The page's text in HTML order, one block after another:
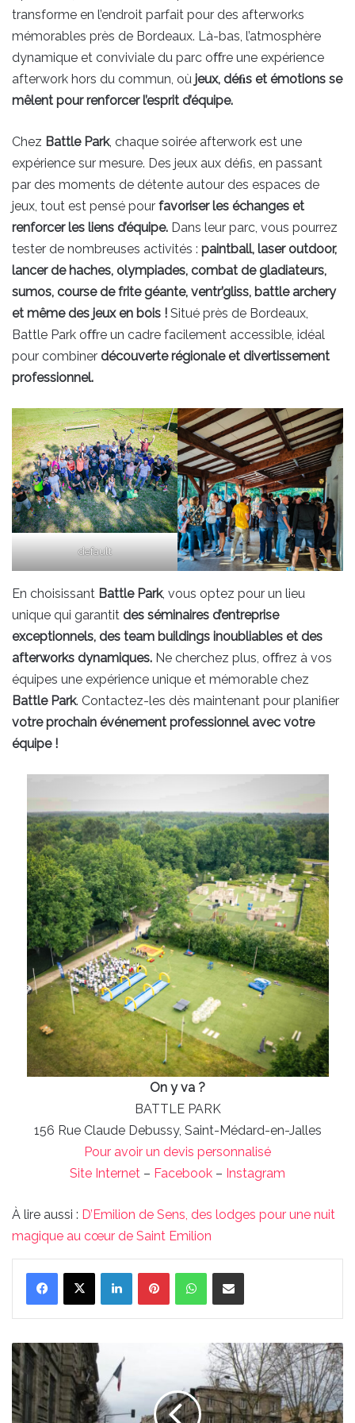
transforme en l’endroit parfait pour des afterworks
mémorables près de Bordeaux. Là-bas, l’atmosphère
dynamique et conviviale du parc oﬀre une expérience
afterwork hors du commun, où jeux, déﬁs et émotions se
mêlent pour renforcer l’esprit d’équipe.
Chez Battle Park, chaque soirée afterwork est une
expérience sur mesure. Des jeux aux déﬁs, en passant
par des moments de détente autour des espaces de
jeux, tout est pensé pour favoriser les échanges et
renforcer les liens d’équipe. Dans leur parc, vous pourrez
tester de nombreuses activités : paintball, laser outdoor,
lancer de haches, olympiades, combat de gladiateurs,
sumos, course de frite géante, ventr’gliss, battle archery
et même des jeux en bois ! Situé près de Bordeaux,
Battle Park oﬀre un cadre facilement accessible, idéal
pour combiner découverte régionale et divertissement
professionnel.
default
En choisissant Battle Park, vous optez pour un lieu
unique qui garantit des séminaires d’entreprise
exceptionnels, des team buildings inoubliables et des
afterworks dynamiques. Ne cherchez plus, oﬀrez à vos
équipes une expérience unique et mémorable chez
Battle Park. Contactez-les dès maintenant pour planiﬁer
votre prochain événement professionnel avec votre
équipe !
On y va ?
BATTLE PARK
156 Rue Claude Debussy, Saint-Médard-en-Jalles
Pour avoir un devis personnalisé
Site Internet – Facebook – Instagram
À lire aussi : D’Emilion de Sens, des lodges pour une nuit
magique au cœur de Saint Emilion
LinkedinPinterestWhatsAppPartager par email
Le
cours
de
la
Marne